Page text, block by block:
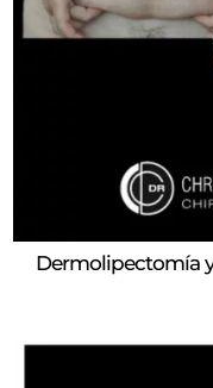
Dermolipectomía